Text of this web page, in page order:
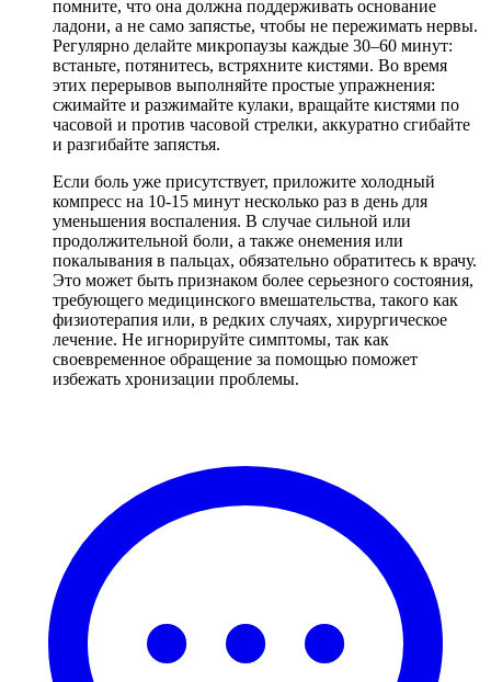
помните, что она должна поддерживать основание
ладони, а не само запястье, чтобы не пережимать нервы.
Регулярно делайте микропаузы каждые 30–60 минут:
встаньте, потянитесь, встряхните кистями. Во время
этих перерывов выполняйте простые упражнения:
сжимайте и разжимайте кулаки, вращайте кистями по
часовой и против часовой стрелки, аккуратно сгибайте
и разгибайте запястья.
Если боль уже присутствует, приложите холодный
компресс на 10-15 минут несколько раз в день для
уменьшения воспаления. В случае сильной или
продолжительной боли, а также онемения или
покалывания в пальцах, обязательно обратитесь к врачу.
Это может быть признаком более серьезного состояния,
требующего медицинского вмешательства, такого как
физиотерапия или, в редких случаях, хирургическое
лечение. Не игнорируйте симптомы, так как
своевременное обращение за помощью поможет
избежать хронизации проблемы.